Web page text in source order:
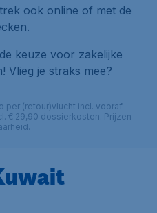
ook online of met de
keuze voor zakelijke
Vlieg je straks mee?
per (retour)vlucht incl. vooraf
€ 29,90 dossierkosten. Prijzen